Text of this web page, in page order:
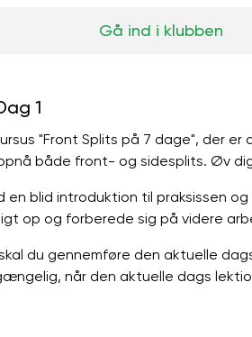
Gå ind i klubben
1
"Front Splits på 7 dage", der
både front- og sidesplits. Øv
blid introduktion til praksissen
op og forberede sig på videre
du gennemføre den aktuelle
når den aktuelle dags